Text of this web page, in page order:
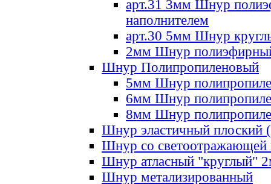
арт.31 3мм Шнур
наполнителем
арт.30 5мм Шнур
2мм Шнур
Шнур Полипропиленовый
5мм Шнур
6мм Шнур
8мм Шнур
Шнур эластичный плоский
Шнур со светоотражающей
Шнур атласный "круглый"
Шнур метализированный